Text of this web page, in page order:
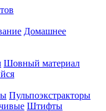
Домашнее
Шовный материал
Пульпоэкстракторы
Штифты